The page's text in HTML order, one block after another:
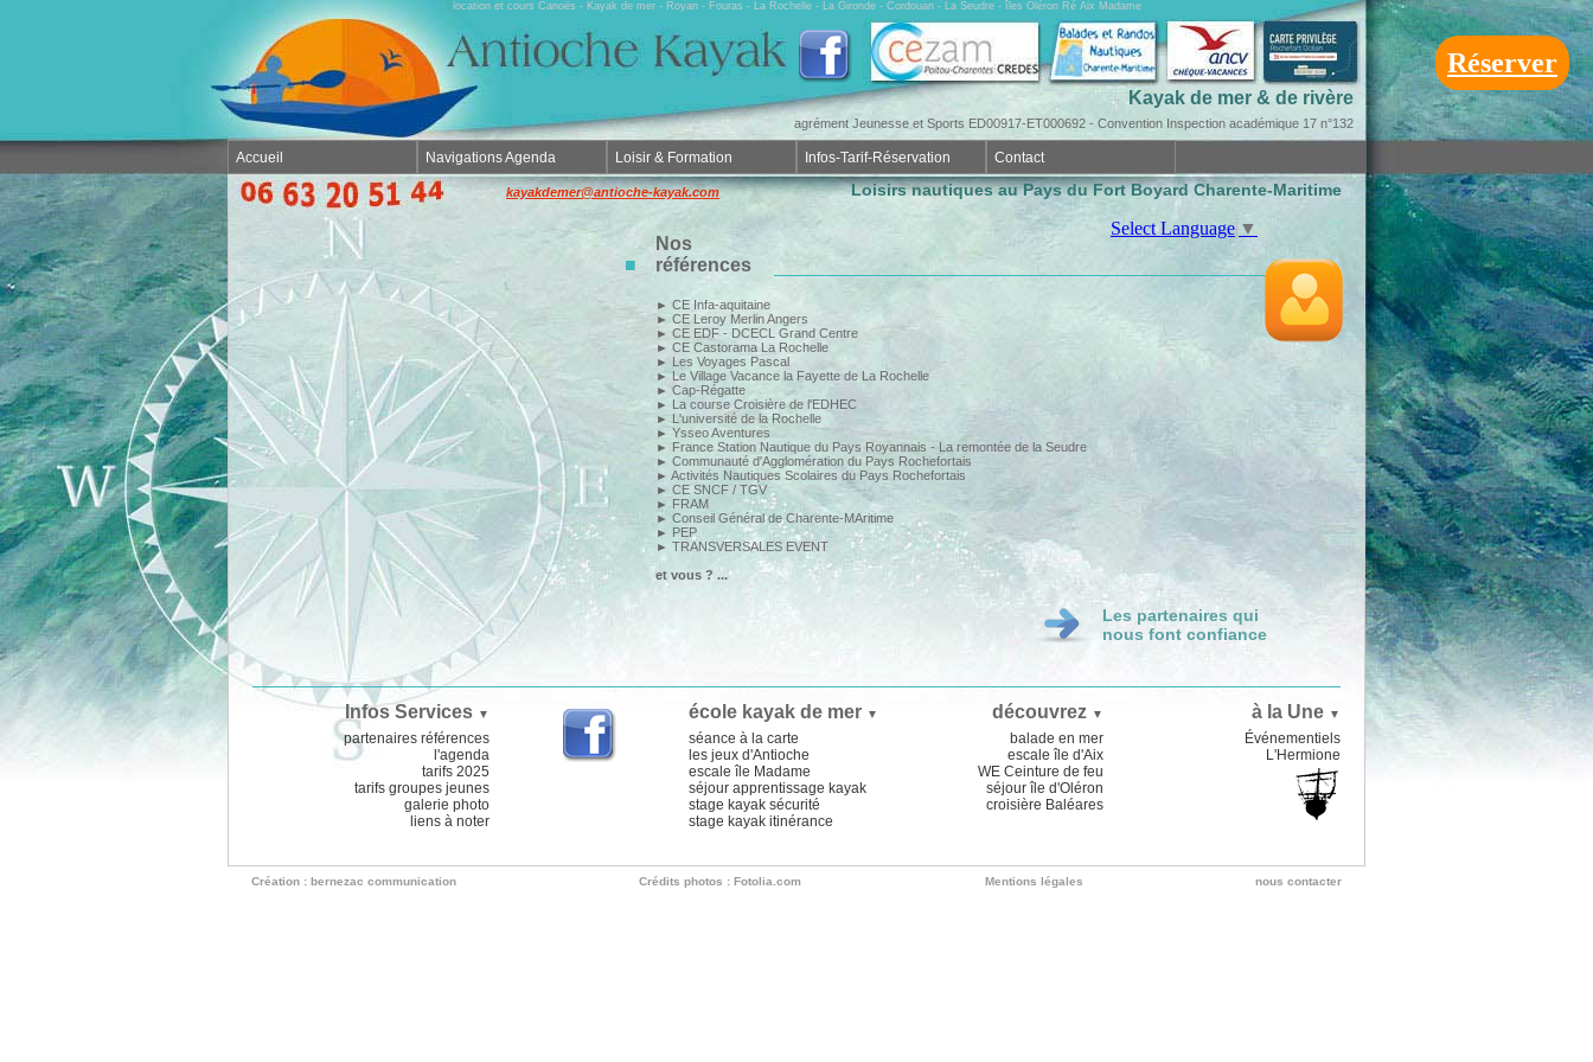
Réserver
Accueil Navigations Agenda Loisir & Formation Infos-Tarif-Réservation Contact
Select Language ▼
location et cours Canoës - Kayak de mer - Royan - Fouras - La Rochelle - La Gironde - Cordouan - La Seudre - îles Oléron Ré Aix Madame
Kayak de mer & de rivère
agrément Jeunesse et Sports ED00917-ET000692 - Convention Inspection académique 17 n°132
kayakdemer@antioche-kayak.com Loisirs nautiques au Pays du Fort Boyard Charente-Maritime
■
Nos
références
► CE Infa-aquitaine
► CE Leroy Merlin Angers
► CE EDF - DCECL Grand Centre
► CE Castorama La Rochelle
► Les Voyages Pascal
►Le Village Vacance la Fayette de La Rochelle
► Cap-Régatte
► La course Croisière de l'EDHEC
► L'université de la Rochelle
►Ysseo Aventures
► France Station Nautique du Pays Royannais - La remontée de la Seudre
► Communauté d'Agglomération du Pays Rochefortais
► Activités Nautiques Scolaires du Pays Rochefortais
► CE SNCF / TGV
► FRAM
► Conseil Général de Charente-MAritime
► PEP
► TRANSVERSALES EVENT
et vous ? ...
Les partenaires qui
nous font confiance
Infos Services ▼
partenaires références
l'agenda
tarifs 2025
tarifs groupes jeunes
galerie photo
liens à noter
école kayak de mer ▼ découvrez ▼
séance à la carte
balade en mer
les jeux d'Antioche
escale île d'Aix
escale île Madame
WE Ceinture de feu
séjour apprentissage kayak
séjour île d'Oléron
stage kayak sécurité
croisière Baléares
stage kayak itinérance
à la Une ▼
Événementiels
L'Hermione
Création : bernezac communication Crédits photos : Fotolia.com Mentions légales nous contacter